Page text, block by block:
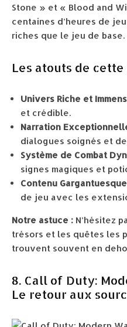
Stone » et « Blood and
centaines d’heures de
riches que le jeu de base.
Les atouts de
Univers Riche et
et crédible.
Narration
dialogues soignés et
Système de Combat
signes magiques et
Contenu
de jeu avec les
Notre astuce : N’hésitez
trésors et les quêtes les
trouvent souvent en
8. Call of Duty:
Le retour aux